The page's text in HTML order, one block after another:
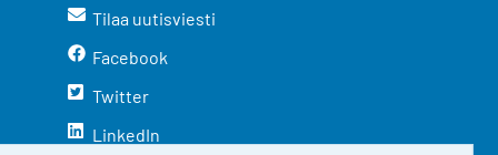
Tilaa uutisviesti
Facebook
Twitter
LinkedIn